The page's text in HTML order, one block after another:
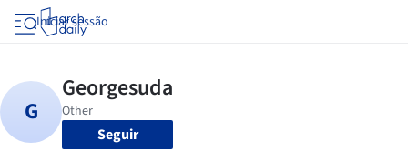
Iniciar sessão
Seguir